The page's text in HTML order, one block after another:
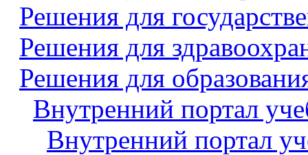
Решения для
Решения для
Решения для
Внутренний портал
Внутренний портал